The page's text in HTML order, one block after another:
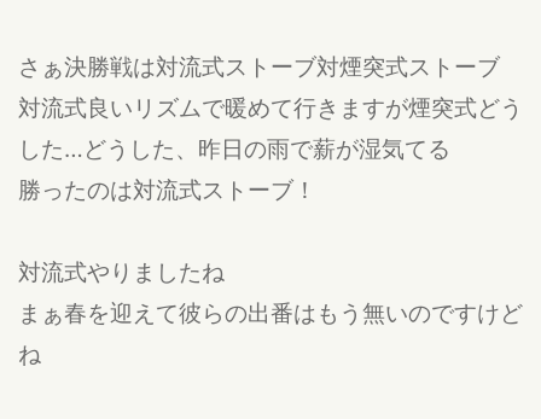
さぁ決勝戦は対流式ストーブ対煙突式ストーブ
対流式良いリズムで暖めて行きますが煙突式どう
した…どうした、昨日の雨で薪が湿気てる
勝ったのは対流式ストーブ！
対流式やりましたね
まぁ春を迎えて彼らの出番はもう無いのですけど
ね